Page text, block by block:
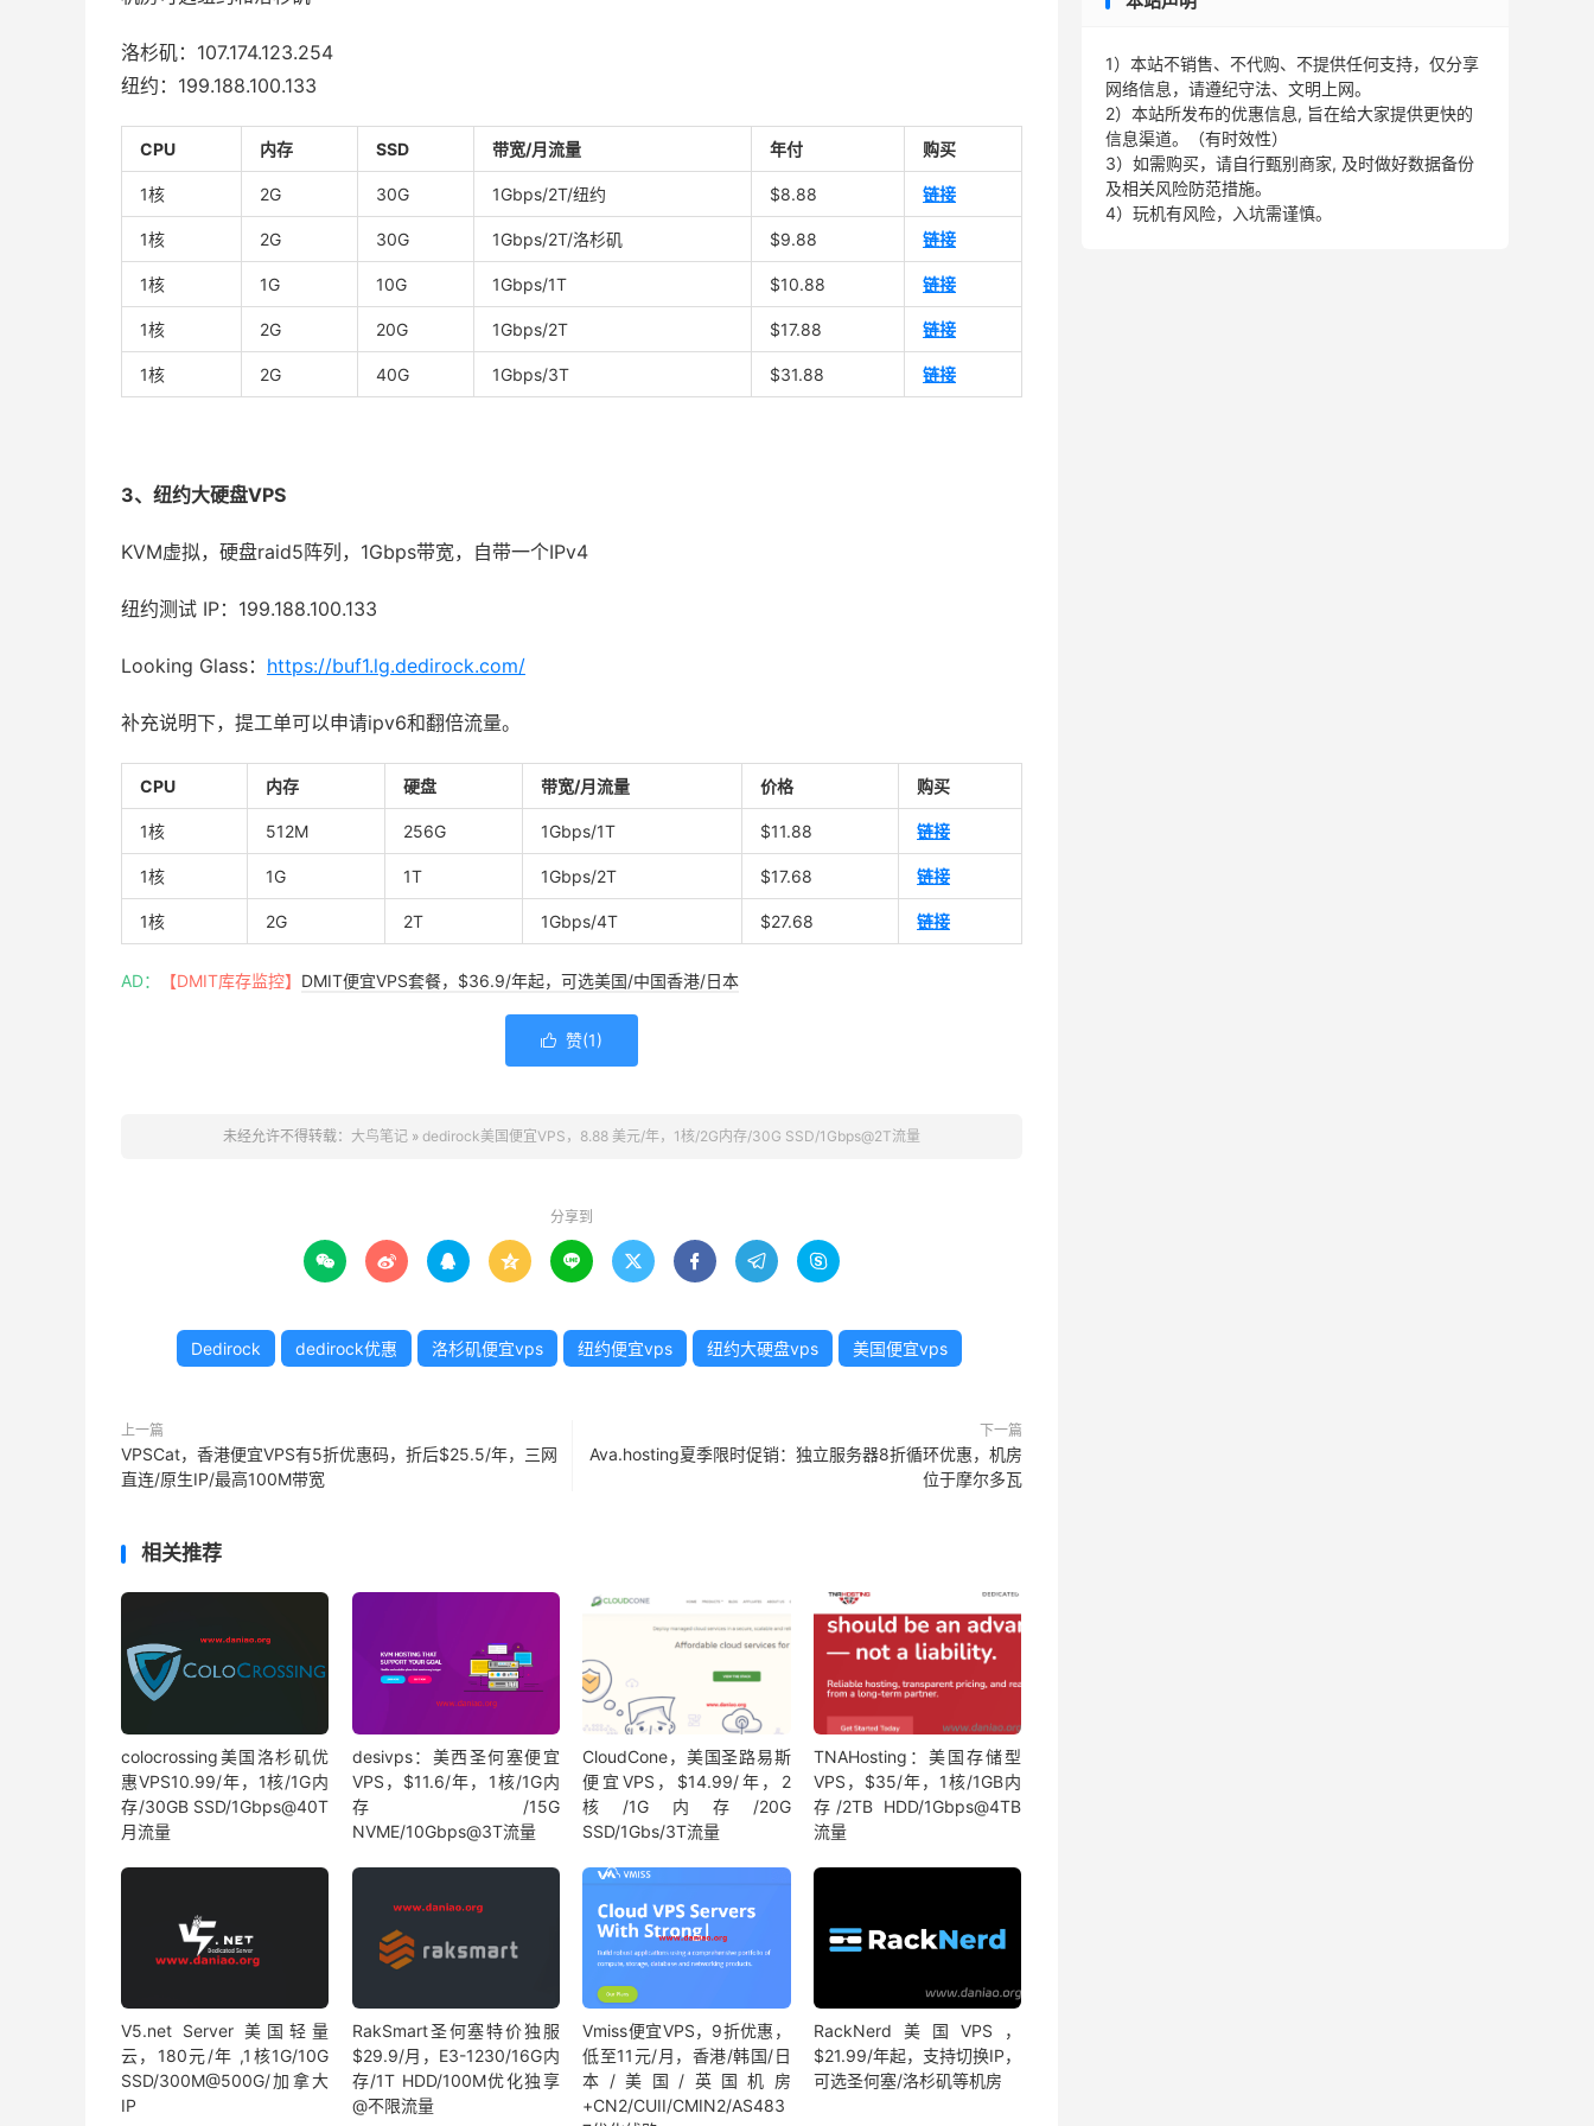
洛杉矶：107.174.123.254
纽约：199.188.100.133
CPU 内存 SSD 带宽/月流量 年付 购买
1核 2G 30G 1Gbps/2T/纽约 $8.88 链接
1核 2G 30G 1Gbps/2T/洛杉矶 $9.88 链接
1核 1G 10G 1Gbps/1T $10.88 链接
1核 2G 20G 1Gbps/2T $17.88 链接
1核 2G 40G 1Gbps/3T $31.88 链接
3、纽约大硬盘VPS
KVM虚拟，硬盘raid5阵列，1Gbps带宽，自带一个IPv4
纽约测试 IP：199.188.100.133
Looking Glass： https://buf1.lg.dedirock.com/
补充说明下，提工单可以申请ipv6和翻倍流量。
CPU 内存 硬盘 带宽/月流量 价格 购买
1核 512M 256G 1Gbps/1T $11.88 链接
1核 1G 1T 1Gbps/2T $17.68 链接
1核 2G 2T 1Gbps/4T $27.68 链接
AD： 【DMIT库存监控】 DMIT便宜VPS套餐，$36.9/年起，可选美国/中国香港/日本
 赞(1)
未经允许不得转载： 大鸟笔记 » dedirock美国便宜VPS，8.88 美元/年，1核/2G内存/30G SSD/1Gbps@2T流量
分享到
        
Dedirock dedirock优惠 洛杉矶便宜vps 纽约便宜vps 纽约大硬盘vps 美国便宜vps
上一篇
VPSCat，香港便宜VPS有5折优惠码，折后$25.5/年，三网
直连/原生IP/最高100M带宽
下一篇
Ava.hosting夏季限时促销：独立服务器8折循环优惠，机房
位于摩尔多瓦
相关推荐
colocrossing美国洛杉矶优
惠VPS10.99/年，1核/1G内
存/30GB SSD/1Gbps@40T
月流量
desivps：美西圣何塞便宜
VPS，$11.6/年，1核/1G内
存/15G
NVME/10Gbps@3T流量
CloudCone，美国圣路易斯
便宜VPS，$14.99/年，2
核/1G内存/20G
SSD/1Gbs/3T流量
TNAHosting：美国存储型
VPS，$35/年，1核/1GB内
存/2TB HDD/1Gbps@4TB
流量
V5.net Server 美国轻量
云，180元/年 ,1核1G/10G
SSD/300M@500G/加拿大
IP
RakSmart圣何塞特价独服
$29.9/月，E3-1230/16G内
存/1T HDD/100M优化独享
@不限流量
Vmiss便宜VPS，9折优惠，
低至11元/月，香港/韩国/日
本/美国/英国机房
+CN2/CUII/CMIN2/AS483
RackNerd美国VPS，
$21.99/年起，支持切换IP，
可选圣何塞/洛杉矶等机房
1）本站不销售、不代购、不提供任何支持，仅分享
网络信息，请遵纪守法、文明上网。
2）本站所发布的优惠信息, 旨在给大家提供更快的
信息渠道。（有时效性）
3）如需购买，请自行甄别商家, 及时做好数据备份
及相关风险防范措施。
4）玩机有风险，入坑需谨慎。